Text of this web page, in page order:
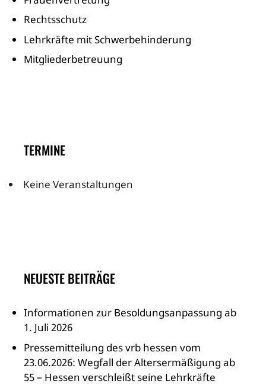
Rechtsschutz
Lehrkräfte mit Schwerbehinderung
Mitgliederbetreuung
TERMINE
Keine Veranstaltungen
NEUESTE BEITRÄGE
Informationen zur Besoldungsanpassung ab
1. Juli 2026
Pressemitteilung des vrb hessen vom
23.06.2026: Wegfall der Altersermäßigung ab
55 – Hessen verschleißt seine Lehrkräfte